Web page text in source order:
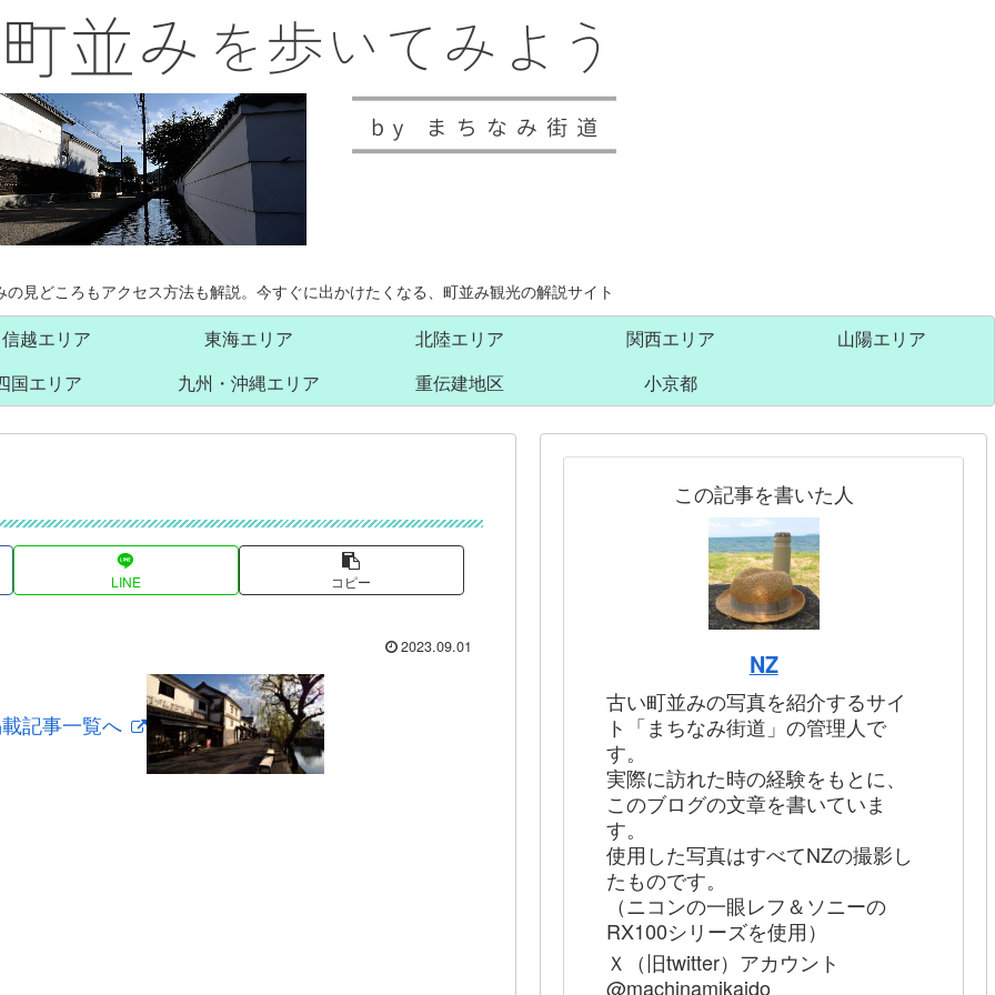
の見どころもアクセス方法も解説。今すぐに出かけたくなる、町並み観光の解説サイト
越エリア 東海エリア 北陸エリア 関西エリア
山陽エリア
国エリア
九州・沖縄エリア 重伝建地区 小京都
LINE コピー
2023.09.01
記事一覧へ
この記事を書いた人
NZ
古い町並みの写真を紹介するサイ
ト「まちなみ街道」の管理人で
す。
実際に訪れた時の経験をもとに、
このブログの文章を書いていま
す。
使用した写真はすべてNZの撮影し
たものです。
（ニコンの一眼レフ＆ソニーの
RX100シリーズを使用）
Ｘ（旧twitter）アカウント
@machinamikaido